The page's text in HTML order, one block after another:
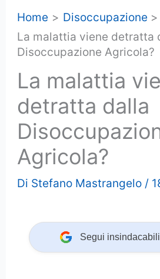
Home
Disoccupazione
La malattia viene detratta
Disoccupazione Agricola?
La malattia
detratta dalla
Agricola?
Di Stefano Mastrangelo /
Segui